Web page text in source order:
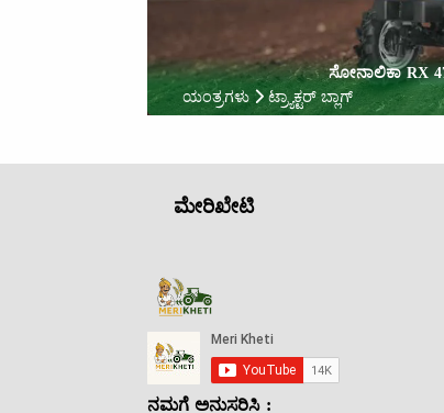
ಸೋನಾಲಿಕಾ RX
ಯಂತ್ರಗಳು
ಟ್ರ್ಯಾಕ್ಟರ್ ಬ್ಲಾಗ್
ಮೇರಿಖೇಟಿ
ನಮಗೆ ಅನುಸರಿಸಿ :